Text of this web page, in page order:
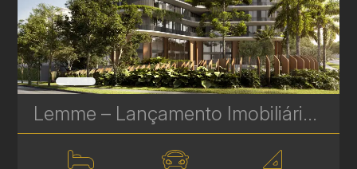
Lemme – Lançamento Imobiliário de Alto Padrão no Água Verde, Curitiba